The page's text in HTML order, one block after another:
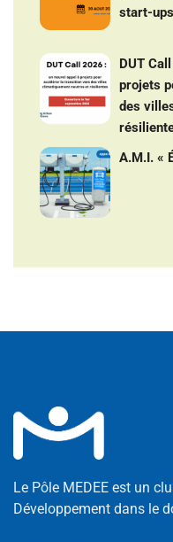
start-
DUT
projets
des
A.M.I. «
Le Pôle MEDEE est un
Développement dans le